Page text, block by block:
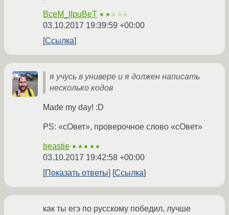
BceM_IIpuBeT ★★☆☆☆
03.10.2017 19:39:59 +00:00
Ссылка
я учусь в универе и я должен написать
несколько кодов
Made my day! :D
PS: «сОвет», проверочное слово «сОвет»
beastie ★★★★★
03.10.2017 19:42:58 +00:00
Показать ответы
Ссылка
как ты егэ по русскому победил, лучше